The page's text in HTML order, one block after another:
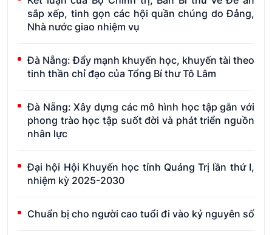
sắp xếp, tinh gọn các hội quần chúng do Đảng,
Nhà nước giao nhiệm vụ
Đà Nẵng: Đẩy mạnh khuyến học, khuyến tài theo
tinh thần chỉ đạo của Tổng Bí thư Tô Lâm
Đà Nẵng: Xây dựng các mô hình học tập gắn với
phong trào học tập suốt đời và phát triển nguồn
nhân lực
Đại hội Hội Khuyến học tỉnh Quảng Trị lần thứ I,
nhiệm kỳ 2025-2030
Chuẩn bị cho người cao tuổi đi vào kỷ nguyên số